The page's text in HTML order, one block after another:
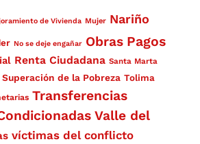
de Vivienda Mujer Nariño
No se deje engañar Obras Pagos
Renta Ciudadana Santa Marta
Superación de la Pobreza Tolima
Transferencias
Valle del
víctimas del conflicto